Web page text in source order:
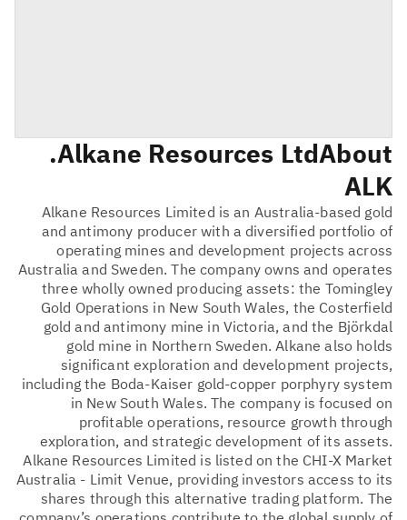
About
Alkane Resources Ltd.
ALK
Alkane Resources Limited is an Australia-based gold
and antimony producer with a diversified portfolio of
operating mines and development projects across
Australia and Sweden. The company owns and operates
three wholly owned producing assets: the Tomingley
Gold Operations in New South Wales, the Costerfield
gold and antimony mine in Victoria, and the Björkdal
gold mine in Northern Sweden. Alkane also holds
significant exploration and development projects,
including the Boda-Kaiser gold-copper porphyry system
in New South Wales. The company is focused on
profitable operations, resource growth through
exploration, and strategic development of its assets.
Alkane Resources Limited is listed on the CHI-X Market
Australia - Limit Venue, providing investors access to its
shares through this alternative trading platform. The